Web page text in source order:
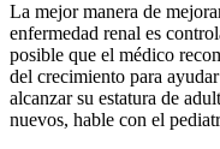
La mejor manera de
enfermedad renal es
posible que el médico
del crecimiento para
alcanzar su estatura de
nuevos, hable con el